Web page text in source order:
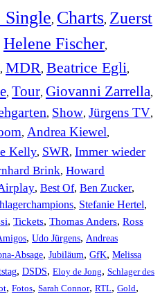
Single, Charts, Zuerst
Helene Fischer,
, MDR, Beatrice Egli,
, Tour, Giovanni Zarrella,
, Show, Jürgens TV,
, Andrea Kiewel,
Kelly, SWR, Immer wieder
Brink, Howard
, Best Of, Ben Zucker,
, Stefanie Hertel,
, Tickets, Thomas Anders, Ross
, Udo Jürgens, Andreas
Absage, Jubiläum, GfK, Melissa
, DSDS, Eloy de Jong, Schlager des
, Fotos, Sarah Connor, RTL, Gold,